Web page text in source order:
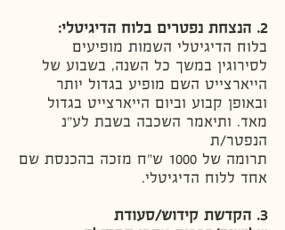
2. הנצחת נפטרים בלוח הדיגיטלי
:
בלוח הדיגיטלי השמות מופיעים
לסירוגין במשך כל השנה, בשבוע של
הייארצייט השם מופיע בגדול יותר
ובאופן קבוע וביום הייארצייט בגדול
מאד. ותיאמר השכבה בשבת לע"נ
הנפטר/ת
תרומה של 1000 ש"ח מזכה בהכנסת שם
אחד ללוח הדיגיטלי.
3. הקדשת קידוש/סעודת